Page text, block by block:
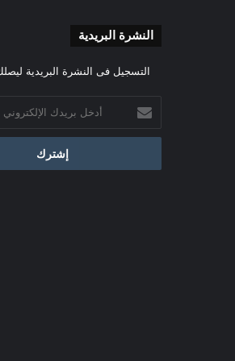
النشرة البريدية
التسجيل فى النشرة البريدية
بريدك
الإلكتروني